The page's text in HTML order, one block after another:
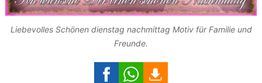
Liebevolles Schönen dienstag nachmittag Motiv für Familie und
Freunde.